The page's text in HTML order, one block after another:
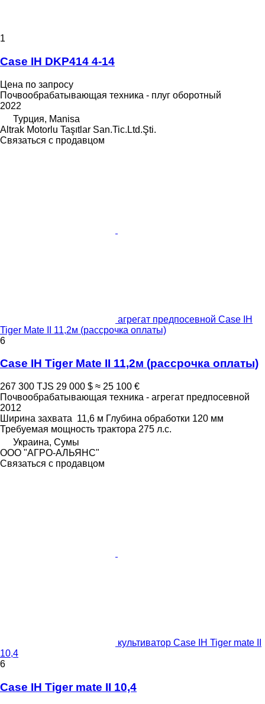
1
Case IH DKP414 4-14
Цена по запросу
Почвообрабатывающая техника - плуг оборотный
2022
Турция, Manisa
Altrak Motorlu Taşıtlar San.Tic.Ltd.Şti.
Связаться с продавцом
агрегат предпосевной Case IH
Tiger Mate II 11,2м (рассрочка оплаты)
6
Case IH Tiger Mate II 11,2м (рассрочка оплаты)
267 300 TJS 29 000 $ ≈ 25 100 €
Почвообрабатывающая техника - агрегат предпосевной
2012
Ширина захвата 11,6 м Глубина обработки 120 мм
Требуемая мощность трактора 275 л.с.
Украина, Сумы
ООО "АГРО-АЛЬЯНС"
Связаться с продавцом
культиватор Case IH Tiger mate II
10,4
6
Case IH Tiger mate II 10,4